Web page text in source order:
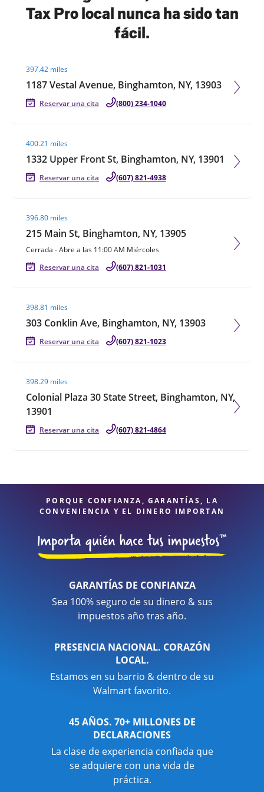
Tax Pro local nunca ha sido tan
fácil.
397.42 miles
1187 Vestal Avenue, Binghamton, NY, 13903
Reservar una cita (800) 234-1040
400.21 miles
1332 Upper Front St, Binghamton, NY, 13901
Reservar una cita (607) 821-4938
396.80 miles
215 Main St, Binghamton, NY, 13905
Cerrada -Abre a las 11:00 AM Miércoles
Reservar una cita
(607) 821-1031
398.81 miles
303 Conklin Ave, Binghamton, NY, 13903
Reservar una cita (607) 821-1023
398.29 miles
Colonial Plaza 30 State Street, Binghamton, NY,
13901
Reservar una cita (607) 821-4864
PORQUE CONFIANZA, GARANTÍAS, LA
CONVENIENCIA Y EL DINERO IMPORTAN
GARANTÍAS DE CONFIANZA
Sea 100% seguro de su dinero & sus
impuestos año tras año.
PRESENCIA NACIONAL. CORAZÓN
LOCAL.
Estamos en su barrio & dentro de su
Walmart favorito.
45 AÑOS. 70+ MILLONES DE
DECLARACIONES
La clase de experiencia confiada que
se adquiere con una vida de
práctica.